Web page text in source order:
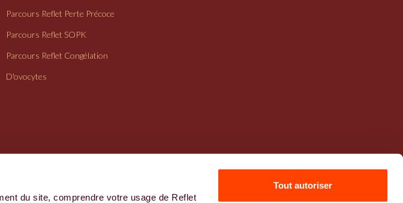
du site, comprendre votre usage de Reflet
Tout autoriser
Parcours Reflet Perte Précoce
Parcours Reflet SOPK
Parcours Reflet Congélation
D'ovocytes
CGV